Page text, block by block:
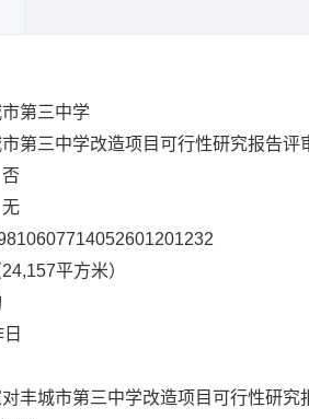
第三中学
第三中学改造项目可行性研究报告评
平方米）
丰城市第三中学改造项目可行性研